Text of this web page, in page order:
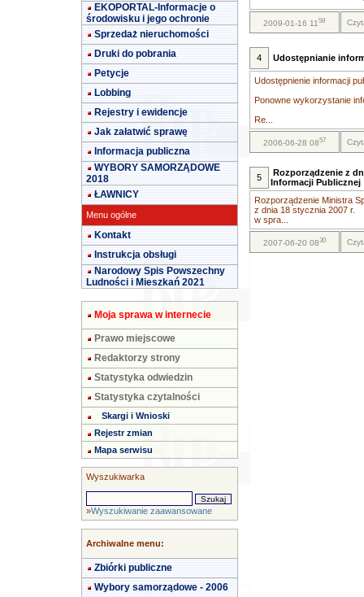
EKOPORTAL-Informacje o
środowisku i jego ochronie
Sprzedaż nieruchomości
Druki do pobrania
Petycje
Lobbing
Rejestry i ewidencje
Jak załatwić sprawę
Informacja publiczna
WYBORY SAMORZĄDOWE
2018
ŁAWNICY
Menu ogólne
Kontakt
Instrukcja obsługi
Narodowy Spis Powszechny
Ludności i Mieszkań 2021
Moja sprawa w internecie
Prawo miejscowe
Redaktorzy strony
Statystyka odwiedzin
Statystyka czytalności
Skargi i Wnioski
Rejestr zmian
Mapa serwisu
Wyszukiwarka
»Wyszukiwanie zaawansowane
Archiwalne menu:
Zbiórki publiczne
Wybory samorządowe - 2006
2009-01-16 1158
4 Udostępnianie
Udostępnienie informacji
Ponowne wykorzystanie
Re...
2006-06-28 0857
5
Rozporządzenie z
Informacji Publicznej
Rozporządzenie Ministra
z dnia 18 stycznia 2007 r.
w spra...
2007-06-20 0830